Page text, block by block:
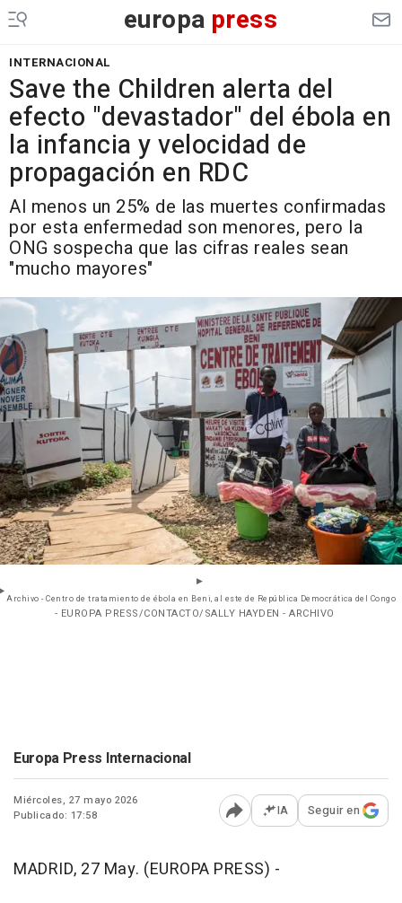
europa press
INTERNACIONAL
Save the Children alerta del
efecto "devastador" del ébola en
la infancia y velocidad de
propagación en RDC
Al menos un 25% de las muertes confirmadas
por esta enfermedad son menores, pero la
ONG sospecha que las cifras reales sean
"mucho mayores"
Archivo - Centro de tratamiento de ébola en Beni, al este de República Democrática del Congo
- EUROPA PRESS/CONTACTO/SALLY HAYDEN - ARCHIVO
Europa Press Internacional
Miércoles, 27 mayo 2026
Publicado: 17:58
Abrir opciones para
IA Seguir en
MADRID, 27 May. (EUROPA PRESS) -